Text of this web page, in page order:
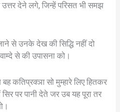
देने लगे, जिन्हें परिसत भी समझ
से उनके देख की सिद्धि नहीं दो
से की उपासना को।
बह कतिप्रक्ञा सो मुम्हारे लिए हितकर
सिर पर पानी देते जर उब यह पूरा तर